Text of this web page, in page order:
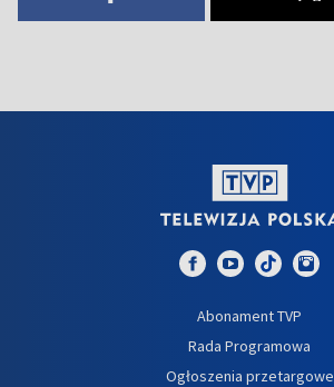
Abonament TVP
Rada Programowa
Ogłoszenia przetargowe